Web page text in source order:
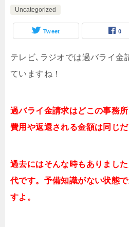
Uncategorized
Tweet 0
テレビ､ラジオでは過バライ金
ていますね！
過バライ金請求はどこの事務
費用や返還される金額は同じ
過去にはそんな時もありまし
代です。予備知識がない状態
すよ。